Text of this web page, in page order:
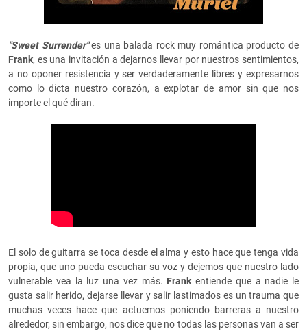
"Sweet Surrender"es una balada rock muy romántica producto de
Frank, es una invitación a dejarnos llevar por nuestros sentimientos,
a no oponer resistencia y ser verdaderamente libres y expresarnos
como lo dicta nuestro corazón, a explotar de amor sin que nos
importe el qué diran.
El solo de guitarra se toca desde el alma y esto hace que tenga vida
propia, que uno pueda escuchar su voz y dejemos que nuestro lado
vulnerable vea la luz una vez más. Frankentiende que a nadie le
gusta salir herido, dejarse llevar y salir lastimados es un trauma que
muchas veces hace que actuemos poniendo barreras a nuestro
alrededor, sin embargo, nos dice que no todas las personas van a ser